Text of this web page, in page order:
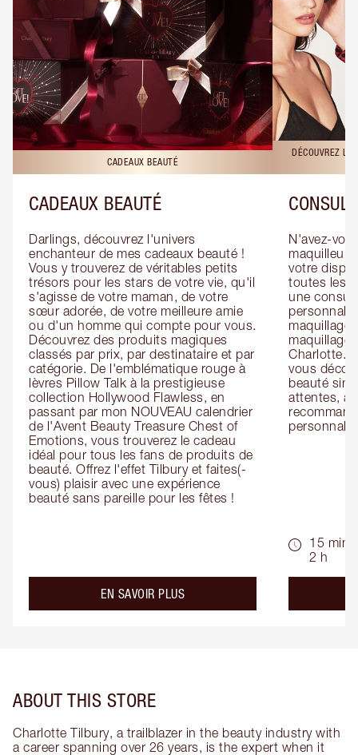
CADEAUX BEAUTÉ
CADEAUX BEAUTÉ
Darlings, découvrez l'univers
enchanteur de mes cadeaux beauté !
Vous y trouverez de véritables petits
trésors pour les stars de votre vie, qu'il
s'agisse de votre maman, de votre
sœur adorée, de votre meilleure amie
ou d'un homme qui compte pour vous.
Découvrez des produits magiques
classés par prix, par destinataire et par
catégorie. De l'emblématique rouge à
lèvres Pillow Talk à la prestigieuse
collection Hollywood Flawless, en
passant par mon NOUVEAU calendrier
de l'Avent Beauty Treasure Chest of
Emotions, vous trouverez le cadeau
idéal pour tous les fans de produits de
beauté. Offrez l'effet Tilbury et faites(-
vous) plaisir avec une expérience
beauté sans pareille pour les fêtes !
EN SAVOIR PLUSabout the
DÉCOUVREZ
N'avez-
maquilleur
votre
toutes les
une
maquillage
maquillage
Charlotte.
vous
beauté
attentes,
15 min -
2 h
ABOUT THIS STORE
Charlotte Tilbury, a trailblazer in the beauty industry with
a career spanning over 26 years, is the expert when it